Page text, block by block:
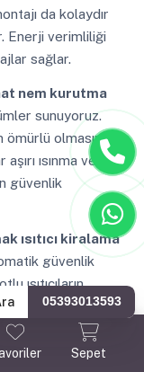
Sepet
da kolaydır
Enerji verimliliği
sağlar.
nem kurutma
sunuyoruz.
ömürlü olmasını
ısınma ve
güvenlik
ısıtıcı kiralama
güvenlik
ısıtıcıların
en uygun modeli
kiralama hizmeti
kullanılabilir.
05393013593